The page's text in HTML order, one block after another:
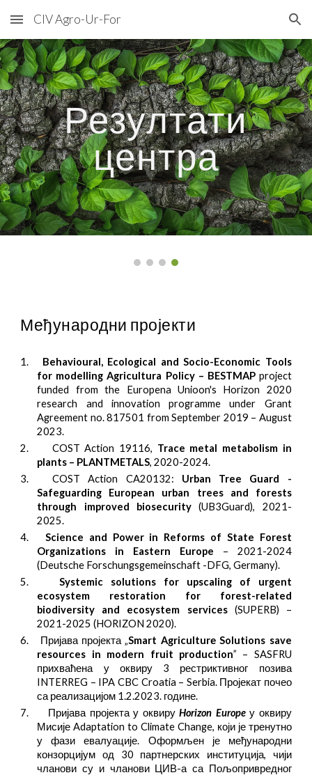
Skip to main content Skip to navigation
CIV Agro-Ur-For
Резултати
центра
Међународни пројекти
1.
Behavioural, Ecological and Socio-Economic Tools
for modelling Agricultura Policy – BESTMAPproject
funded from the Europena Unioon's Horizon 2020
research and innovation programme under Grant
Agreement no. 817501 from September 2019 – August
2023.
2.
COST Action 19116, Trace metal metabolism in
plants – PLANTMETALS, 2020-2024.
3.
COST Action CA20132: Urban Tree Guard -
Safeguarding European urban trees and forests
through improved biosecurity (UB3Guard), 2021-
2025.
4.
Science and Power in Reforms of State Forest
Organizations in Eastern Europe – 2021-2024
(Deutsche Forschungsgemeinschaft -DFG, Germany).
5.
Systemic solutions for upscaling of urgent
ecosystem restoration for forest-related
biodiversity and ecosystem services(SUPERB) –
2021-2025 (HORIZON 2020).
6.
Пријава пројекта „Smart Agriculturе Solutions save
resources in modern fruit production” – SASFRU
прихваћена у оквиру 3 рестриктивног позива
INTERREG – IPA CBC Croatia – Serbia. Пројекат почео
са реализацијом 1.2.2023. године.
7.
Пријава пројекта у оквируHorizon Europe у оквиру
Мисије Adaptation to Climate Change, који је тренутно
у фази евалуације. Оформљен је међународни
конзорцијум од 30 партнерских институција, чији
чланови су и чланови ЦИВ-а са Пољопривредног